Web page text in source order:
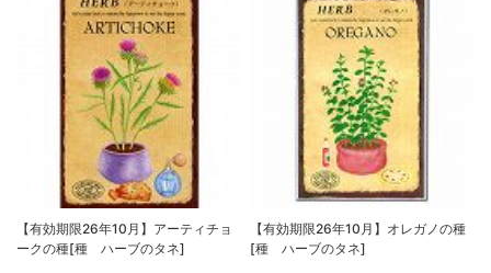
【有効期限26年10月】アーティチョ
ークの種[種 ハーブのタネ]
【有効期限26年10月】オレガノの種
[種 ハーブのタネ]